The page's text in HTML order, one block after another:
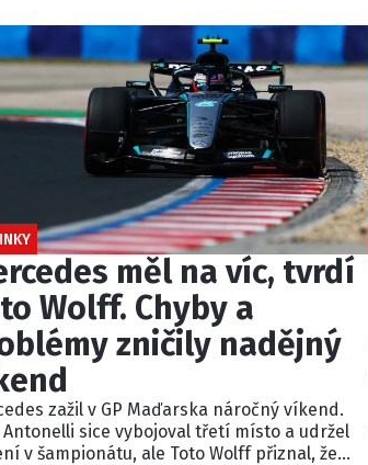
měl na víc, tvrdí
Wolff. Chyby a
zničily nadějný
zažil v GP Maďarska náročný víkend.
Antonelli sice vybojoval třetí místo a udržel
v šampionátu, ale Toto Wolff přiznal, že